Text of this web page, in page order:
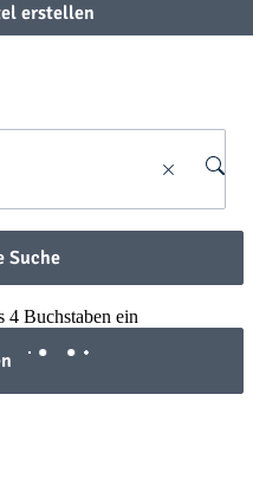
erstellen
Suche
4 Buchstaben ein